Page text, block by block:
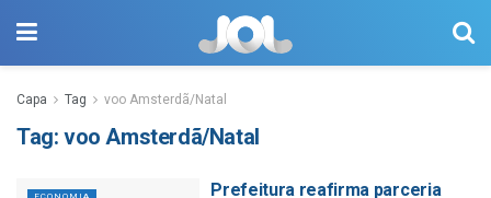
Capa Tag voo Amsterdã/Natal
Tag: voo Amsterdã/Natal
Prefeitura reafirma parceria